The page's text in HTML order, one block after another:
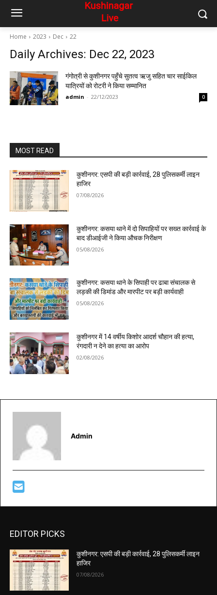
Home 2023 Dec 22
Daily Archives: Dec 22, 2023
गंगोत्री से कुशीनगर पहुँचे सुतत्व ऋजु सहित चार साईकिल
यात्रियों को रोटरी ने किया सम्मानित
admin - 22/12/2023 0
MOST READ
कुशीनगर: एसपी की बड़ी कार्रवाई, 28 पुलिसकर्मी लाइन
हाजिर
07/08/2026
कुशीनगर: कसया थाने में दो सिपाहियों पर सख्त कार्रवाई के
बाद डीआईजी ने किया औचक निरीक्षण
05/08/2026
कुशीनगर: कसया थाने के सिपाही पर ढाबा संचालक से
लड़की की डिमांड और मारपीट पर बड़ी कार्यवाही
05/08/2026
कुशीनगर में 14 वर्षीय किशोर आदर्श चौहान की हत्या,
रंगदारी न देने का हत्या का आरोप
02/08/2026
Admin
EDITOR PICKS
कुशीनगर: एसपी की बड़ी कार्रवाई, 28 पुलिसकर्मी लाइन
हाजिर
07/08/2026